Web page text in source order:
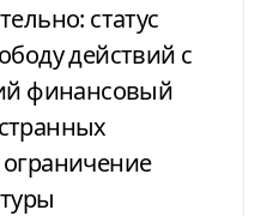
статус
действий с
финансовый